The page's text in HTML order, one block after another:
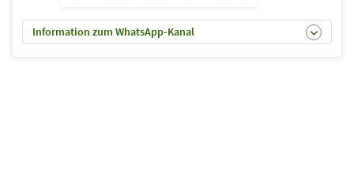
Information zum WhatsApp-Kanal